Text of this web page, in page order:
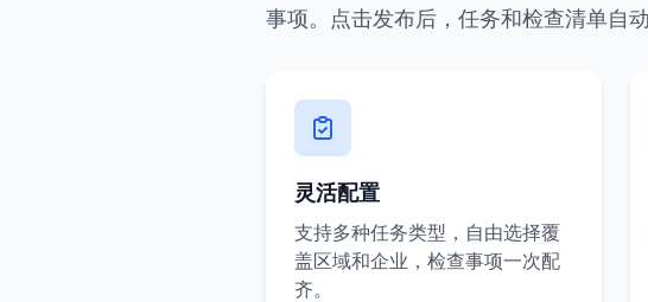
事项。点击发布后，任务和检查清单自
灵活配置
支持多种任务类型，自由选择覆
盖区域和企业，检查事项一次配
齐。